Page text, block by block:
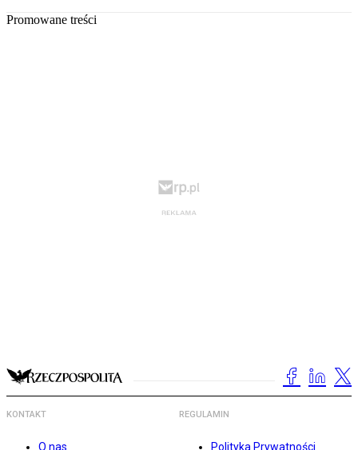
Promowane treści
KONTAKT
O nas
REGULAMIN
Polityka Prywatności